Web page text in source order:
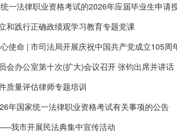
一法律职业资格考试的2026年应届毕业生申请
和践行正确政绩观学习教育专题党课
使命 | 市司法局开展庆祝中国共产党成立105周
会办公室第十次(扩大)会议召开 张钧出席并讲话
质量评估律师专题培训
年国家统一法律职业资格考试有关事项的公告
我市开展民法典集中宣传活动